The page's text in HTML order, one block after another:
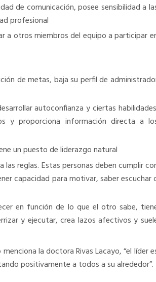
de comunicación, posee sensibilidad a
profesional
a otros miembros del equipo a participar
de metas, baja su perfil de
autoconfianza y ciertas
y proporciona información directa a
un puesto de liderazgo natural
las reglas. Estas personas deben cumplir
capacidad para motivar, saber escuchar
en función de lo que el otro sabe,
y ejecutar, crea lazos afectivos y
la doctora Rivas Lacayo, “el líder
positivamente a todos a su alrededor”.